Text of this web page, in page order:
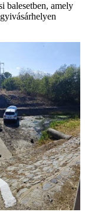
balesetben, amely